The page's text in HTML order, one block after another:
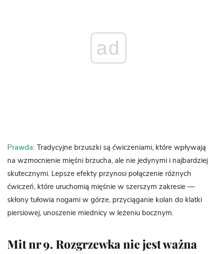
ad
Prawda:
Tradycyjne brzuszki są ćwiczeniami, które wpływają
na wzmocnienie mięśni brzucha, ale nie jedynymi i najbardziej
skutecznymi. Lepsze efekty przynosi połączenie różnych
ćwiczeń, które uruchomią mięśnie w szerszym zakresie —
skłony tułowia nogami w górze, przyciąganie kolan do klatki
piersiowej, unoszenie miednicy w leżeniu bocznym.
Mit nr 9. Rozgrzewka nie jest ważna